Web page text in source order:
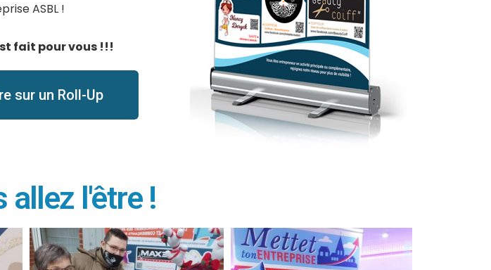
ASBL !
fait pour vous !!!
sur un Roll-Up
allez l'être !